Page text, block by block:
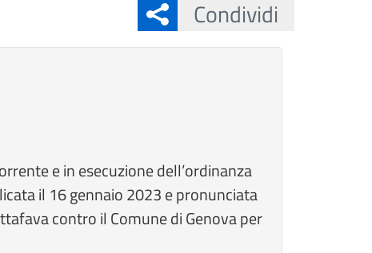
Condividi
e in esecuzione dell’ordinanza
il 16 gennaio 2023 e pronunciata
contro il Comune di Genova per